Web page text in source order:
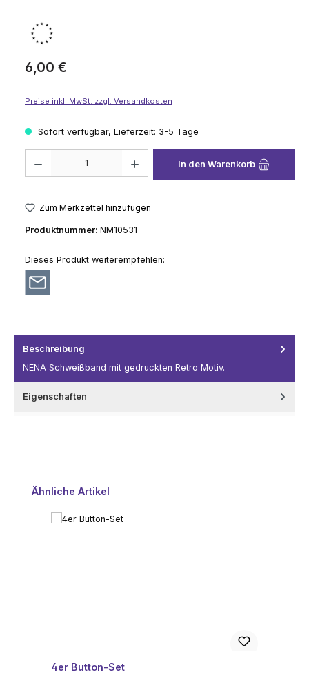
Regulärer Preis:
6,00 €
Preise inkl. MwSt. zzgl. Versandkosten
Sofort verfügbar, Lieferzeit: 3-5 Tage
In den Warenkorb
Zum Merkzettel hinzufügen
Produktnummer: NM10531
Dieses Produkt weiterempfehlen:
Beschreibung
NENA Schweißband mit gedruckten Retro Motiv.
Eigenschaften
Produktgalerie überspringen
Ähnliche Artikel
4er Button-Set